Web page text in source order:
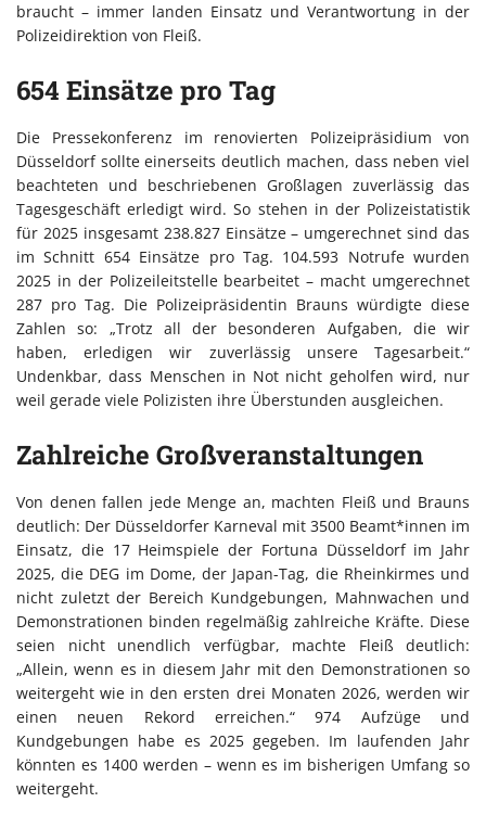
braucht – immer landen Einsatz und Verantwortung in der
Polizeidirektion von Fleiß.
654 Einsätze pro Tag
Die Pressekonferenz im renovierten Polizeipräsidium von
Düsseldorf sollte einerseits deutlich machen, dass neben viel
beachteten und beschriebenen Großlagen zuverlässig das
Tagesgeschäft erledigt wird. So stehen in der Polizeistatistik
für 2025 insgesamt 238.827 Einsätze – umgerechnet sind das
im Schnitt 654 Einsätze pro Tag. 104.593 Notrufe wurden
2025 in der Polizeileitstelle bearbeitet – macht umgerechnet
287 pro Tag. Die Polizeipräsidentin Brauns würdigte diese
Zahlen so: „Trotz all der besonderen Aufgaben, die wir
haben, erledigen wir zuverlässig unsere Tagesarbeit.“
Undenkbar, dass Menschen in Not nicht geholfen wird, nur
weil gerade viele Polizisten ihre Überstunden ausgleichen.
Zahlreiche Großveranstaltungen
Von denen fallen jede Menge an, machten Fleiß und Brauns
deutlich: Der Düsseldorfer Karneval mit 3500 Beamt*innen im
Einsatz, die 17 Heimspiele der Fortuna Düsseldorf im Jahr
2025, die DEG im Dome, der Japan-Tag, die Rheinkirmes und
nicht zuletzt der Bereich Kundgebungen, Mahnwachen und
Demonstrationen binden regelmäßig zahlreiche Kräfte. Diese
seien nicht unendlich verfügbar, machte Fleiß deutlich:
„Allein, wenn es in diesem Jahr mit den Demonstrationen so
weitergeht wie in den ersten drei Monaten 2026, werden wir
einen neuen Rekord erreichen.“ 974 Aufzüge und
Kundgebungen habe es 2025 gegeben. Im laufenden Jahr
könnten es 1400 werden – wenn es im bisherigen Umfang so
weitergeht.